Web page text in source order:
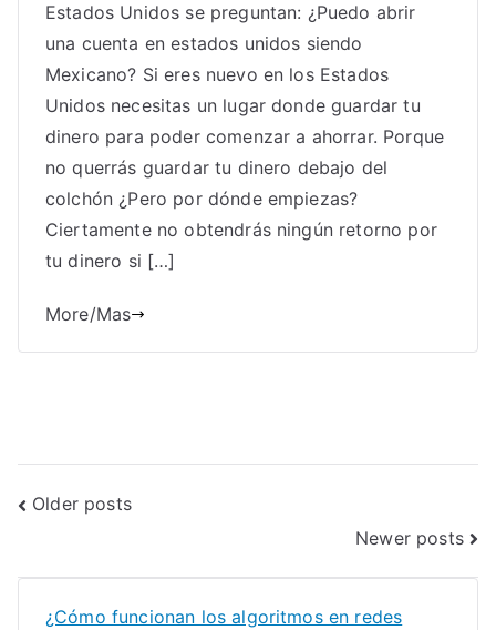
Estados Unidos se preguntan: ¿Puedo abrir
una cuenta en estados unidos siendo
Mexicano? Si eres nuevo en los Estados
Unidos necesitas un lugar donde guardar tu
dinero para poder comenzar a ahorrar. Porque
no querrás guardar tu dinero debajo del
colchón ¿Pero por dónde empiezas?
Ciertamente no obtendrás ningún retorno por
tu dinero si […]
More/Mas
Posts
Older posts
Newer posts
¿Cómo funcionan los algoritmos en redes